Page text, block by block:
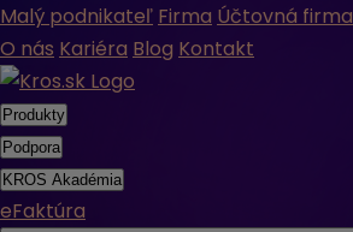
Malý podnikateľ Firma Účtovná firma
O nás Kariéra Blog Kontakt
Produkty
Podpora
KROS Akadémia
eFaktúra